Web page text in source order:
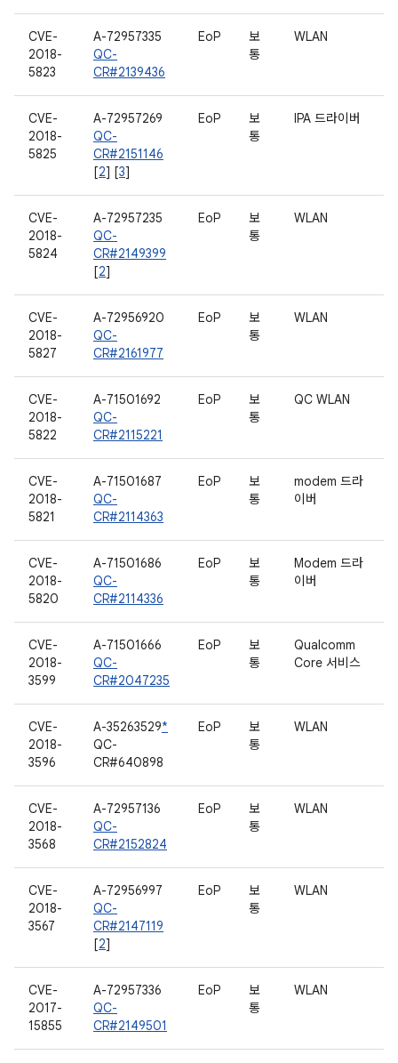
CVE-
2018-
5823
A-72957335
QC-
CR#2139436
EoP
보
통
WLAN
CVE-
2018-
5825
A-72957269
QC-
CR#2151146
[2] [3]
EoP
보
통
IPA 드라이버
CVE-
2018-
5824
A-72957235
QC-
CR#2149399
[2]
EoP
보
통
WLAN
CVE-
2018-
5827
A-72956920
QC-
CR#2161977
EoP
보
통
WLAN
CVE-
2018-
5822
A-71501692
QC-
CR#2115221
EoP
보
통
QC WLAN
CVE-
2018-
5821
A-71501687
QC-
CR#2114363
EoP
보
통
modem 드라
이버
CVE-
2018-
5820
A-71501686
QC-
CR#2114336
EoP
보
통
Modem 드라
이버
CVE-
2018-
3599
A-71501666
QC-
CR#2047235
EoP
보
통
Qualcomm
Core 서비스
CVE-
2018-
3596
A-35263529*
QC-
CR#640898
EoP
보
통
WLAN
CVE-
2018-
3568
A-72957136
QC-
CR#2152824
EoP
보
통
WLAN
CVE-
2018-
3567
A-72956997
QC-
CR#2147119
[2]
EoP
보
통
WLAN
CVE-
2017-
15855
A-72957336
QC-
CR#2149501
EoP
보
통
WLAN